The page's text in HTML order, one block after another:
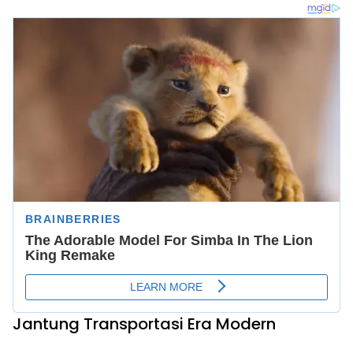
Jantung Transportasi Era Modern